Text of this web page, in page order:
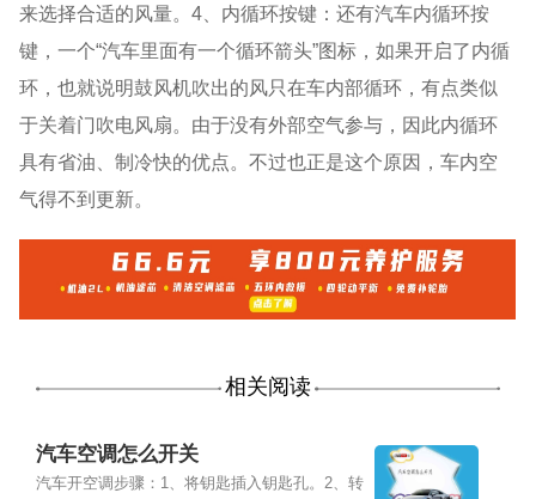
来选择合适的风量。4、内循环按键：还有汽车内循环按
键，一个“汽车里面有一个循环箭头”图标，如果开启了内循
环，也就说明鼓风机吹出的风只在车内部循环，有点类似
于关着门吹电风扇。由于没有外部空气参与，因此内循环
具有省油、制冷快的优点。不过也正是这个原因，车内空
气得不到更新。
相关阅读
汽车空调怎么开关
汽车开空调步骤：1、将钥匙插入钥匙孔。2、转